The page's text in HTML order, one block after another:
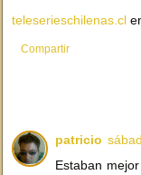
teleserieschilenas.cl
Compartir
patricio
Estaban